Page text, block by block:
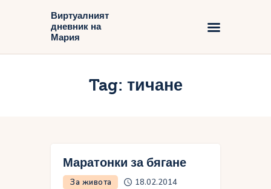
Виртуалният
дневник на
Мария
Tag: тичане
Виртуалният дневник на Мария
Маратонки за бягане
За живота 18.02.2014